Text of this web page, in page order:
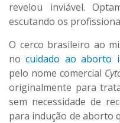
revelou inviável.
escutando os
O cerco brasileiro ao
no cuidado ao aborto
pelo nome comercial
originalmente para
sem necessidade de
para indução de aborto